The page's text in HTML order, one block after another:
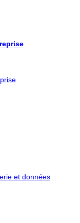
et données